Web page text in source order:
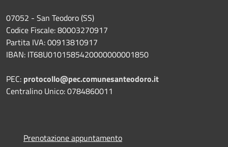
07052 - San Teodoro (SS)
Codice Fiscale: 80003270917
Partita IVA: 00913810917
IBAN: IT68U0101585420000000001850
PEC: protocollo@pec.comunesanteodoro.it
Centralino Unico: 0784860011
Prenotazione appuntamento